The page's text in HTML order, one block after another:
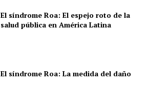
El síndrome Roa: El espejo roto de la
salud pública en América Latina
El síndrome Roa: La medida del daño